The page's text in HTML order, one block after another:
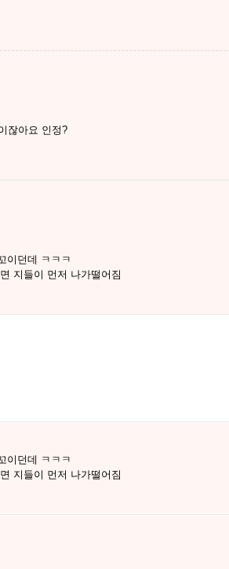
잖아요 인정?
이던데 ㅋㅋㅋ
지들이 먼저 나가떨어짐
이던데 ㅋㅋㅋ
지들이 먼저 나가떨어짐